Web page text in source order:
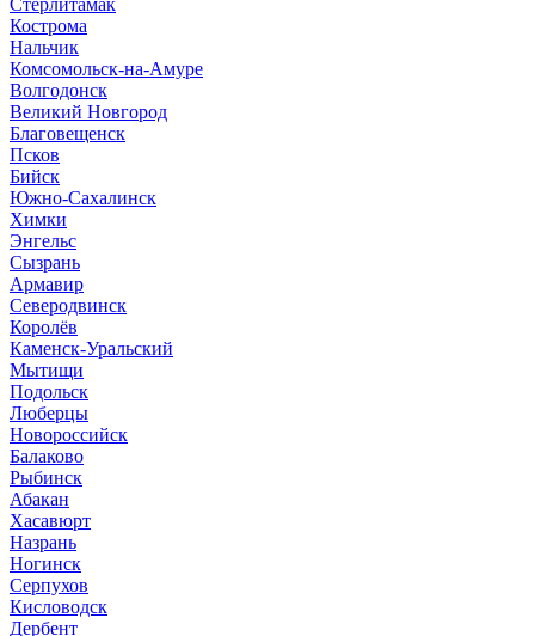
Стерлитамак
Кострома
Нальчик
Комсомольск-на-Амуре
Волгодонск
Великий Новгород
Благовещенск
Псков
Бийск
Южно-Сахалинск
Химки
Энгельс
Сызрань
Армавир
Северодвинск
Королёв
Каменск-Уральский
Мытищи
Подольск
Люберцы
Новороссийск
Балаково
Рыбинск
Абакан
Хасавюрт
Назрань
Ногинск
Серпухов
Кисловодск
Дербент